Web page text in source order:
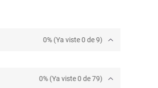
0% (Ya viste 0 de 9)
0% (Ya viste 0 de 79)